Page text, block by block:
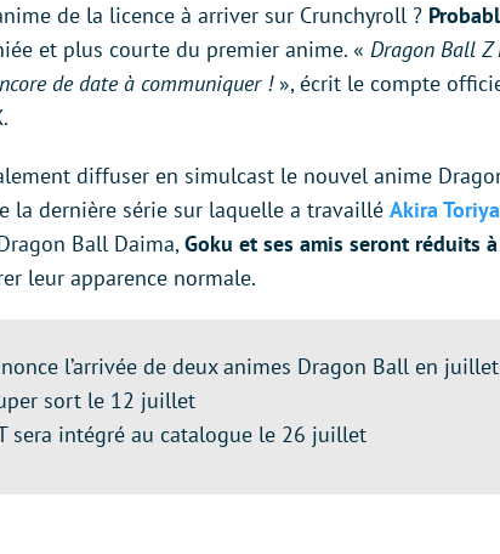
de la licence à arriver sur Crunchyroll ?
et plus courte du premier anime. « Dragon Ball Z
de date à communiquer !», écrit le compte
diffuser en simulcast le nouvel anime
la dernière série sur laquelle a travaillé Akira
Ball Daima,Goku et ses amis seront réduits
leur apparence normale.
l’arrivée de deux animes Dragon Ball en juillet
sort le 12 juillet
sera intégré au catalogue le 26 juillet